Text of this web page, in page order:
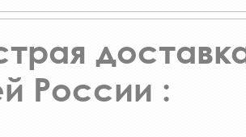
России :